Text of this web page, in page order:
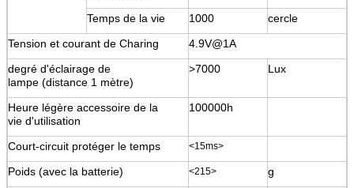
Temps de la vie 1000
cercle
Tension et courant de Charing
4.9V@1A
degré d'éclairage de
lampe (distance 1 mètre)
>7000 Lux
Heure légère accessoire de la
vie d'utilisation
100000h
Court-circuit protéger le temps <15ms>
Poids (avec la batterie) <215>
g